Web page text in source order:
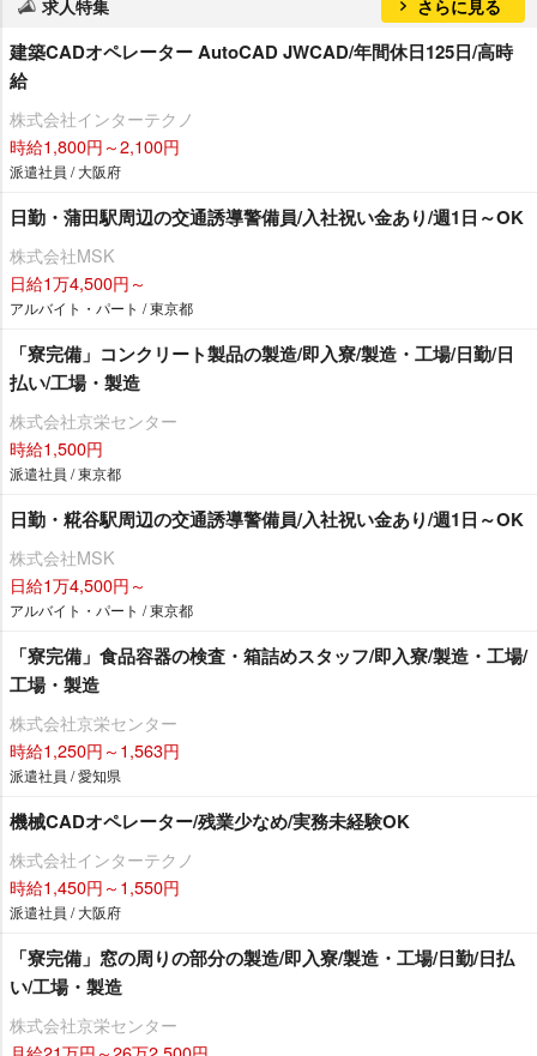
求人特集 さらに見る
建築CADオペレーター AutoCAD JWCAD/年間休日125日/高時
給
株式会社インターテクノ
時給1,800円～2,100円
派遣社員 / 大阪府
日勤・蒲田駅周辺の交通誘導警備員/入社祝い金あり/週1日～OK
株式会社MSK
日給1万4,500円～
アルバイト・パート / 東京都
「寮完備」コンクリート製品の製造/即入寮/製造・工場/日勤/日
払い/工場・製造
株式会社京栄センター
時給1,500円
派遣社員 / 東京都
日勤・糀谷駅周辺の交通誘導警備員/入社祝い金あり/週1日～OK
株式会社MSK
日給1万4,500円～
アルバイト・パート / 東京都
「寮完備」食品容器の検査・箱詰めスタッフ/即入寮/製造・工場/
工場・製造
株式会社京栄センター
時給1,250円～1,563円
派遣社員 / 愛知県
機械CADオペレーター/残業少なめ/実務未経験OK
株式会社インターテクノ
時給1,450円～1,550円
派遣社員 / 大阪府
「寮完備」窓の周りの部分の製造/即入寮/製造・工場/日勤/日払
い/工場・製造
株式会社京栄センター